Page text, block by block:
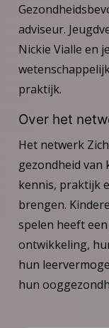
adviseur.
Nickie Vialle en
praktijk.
Over het
Het netwerk
gezondheid van
kennis, praktijk
brengen.
spelen heeft
ontwikkeling,
hun
hun